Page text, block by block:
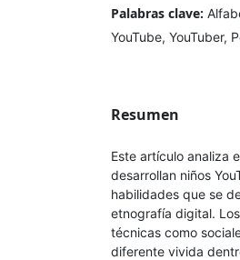
Palabras clave:
YouTube, YouTuber,
Resumen
Este artículo analiza
desarrollan niños
habilidades que se
etnografía digital.
técnicas como
diferente vivida